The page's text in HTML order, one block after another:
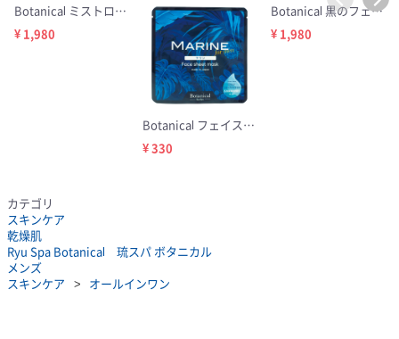
Botanical ミストローション マリン 100ml
¥ 1,980
Botanical フェイスマスク マリン
¥ 330
Botanical 黒のフェイスウォッシュ 110g
¥ 1,980
カテゴリ
スキンケア
乾燥肌
Ryu Spa Botanical 琉スパ ボタニカル
メンズ
スキンケア
オールインワン